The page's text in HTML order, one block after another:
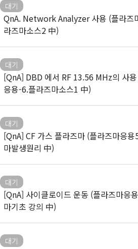
대기
QnA. Network Analyzer 사용 (플라즈
라즈마소스2 中)
대기
[QnA] DBD 에서 RF 13.56 MHz의 사
응용-6.플라즈마소스1 中)
대기
[QnA] CF 가스 플라즈마 (플라즈마응용
마발생원리 中)
대기
[QnA] 사이클로이드 운동 (플라즈마응
마기초 강의 中)
대기